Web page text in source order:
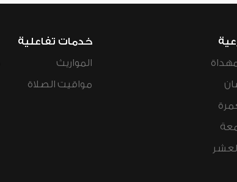
خدمات تفاعلية
المواريث
مواقيت الصلاة